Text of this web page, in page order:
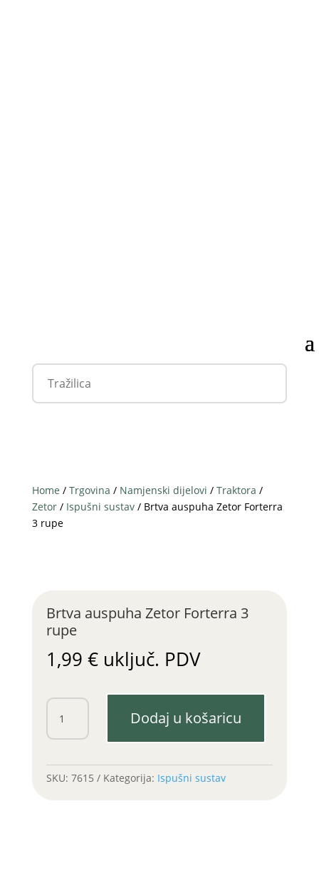
Home / Trgovina / Namjenski dijelovi / Traktora /
Zetor/ Ispušni sustav/ Brtva auspuha Zetor Forterra
3 rupe
Brtva auspuha Zetor Forterra 3
rupe
1,99 € uključ. PDV
Brtva
auspuha
Zetor
Dodaj u košaricu
SKU: 7615 Kategorija: Ispušni sustav